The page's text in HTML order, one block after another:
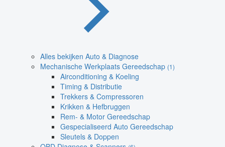
Alles bekijken Auto & Diagnose
Mechanische Werkplaats Gereedschap (1)
Airconditioning & Koeling
Timing & Distributie
Trekkers & Compressoren
Krikken & Hefbruggen
Rem- & Motor Gereedschap
Gespecialiseerd Auto Gereedschap
Sleutels & Doppen